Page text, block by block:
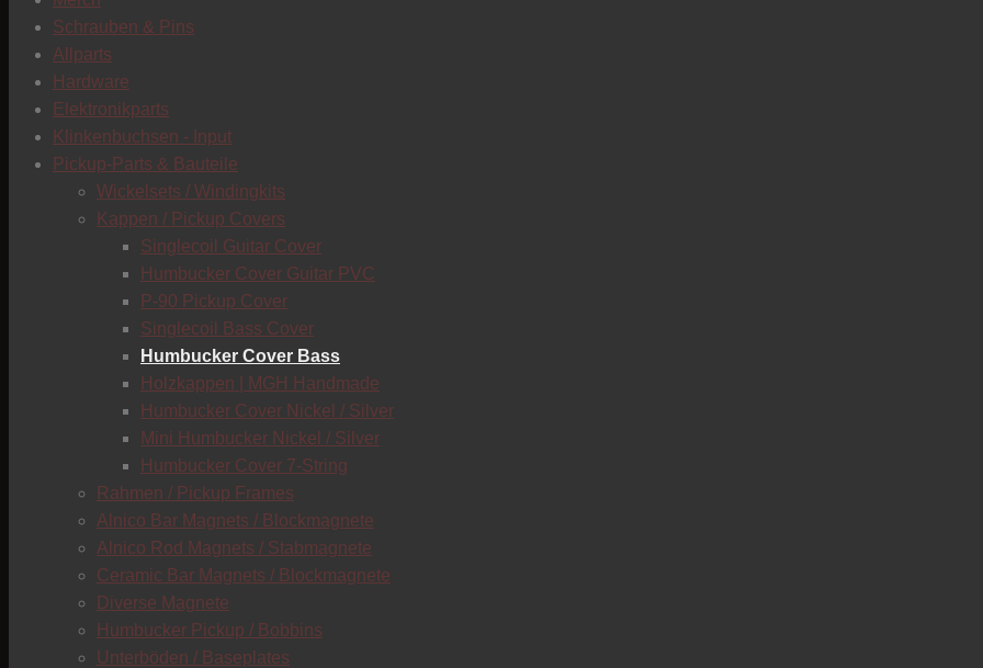
Schrauben & Pins
Allparts
Hardware
Elektronikparts
Klinkenbuchsen - Input
Pickup-Parts & Bauteile
Wickelsets / Windingkits
Kappen / Pickup Covers
Singlecoil Guitar Cover
Humbucker Cover Guitar PVC
P-90 Pickup Cover
Singlecoil Bass Cover
Humbucker Cover Bass
Holzkappen | MGH Handmade
Humbucker Cover Nickel / Silver
Mini Humbucker Nickel / Silver
Humbucker Cover 7-String
Rahmen / Pickup Frames
Alnico Bar Magnets / Blockmagnete
Alnico Rod Magnets / Stabmagnete
Ceramic Bar Magnets / Blockmagnete
Diverse Magnete
Humbucker Pickup / Bobbins
Unterböden / Baseplates